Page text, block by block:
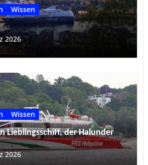
Wissen
2026
Wissen
Lieblingsschiff, der Halunder
2026